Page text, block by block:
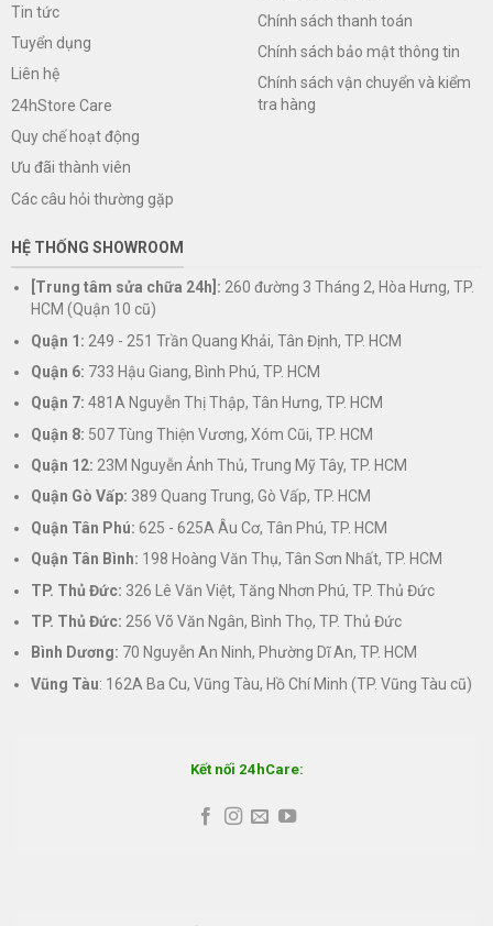
Tin tức
Tuyển dụng
Liên hệ
24hStore Care
Quy chế hoạt động
Ưu đãi thành viên
Các câu hỏi thường gặp
Chính sách thanh toán
Chính sách bảo mật thông tin
Chính sách vận chuyển và kiểm
tra hàng
HỆ THỐNG SHOWROOM
[Trung tâm sửa chữa 24h]: 260 đường 3 Tháng 2, Hòa Hưng, TP.
HCM (Quận 10 cũ)
Quận 1: 249 - 251 Trần Quang Khải, Tân Định, TP. HCM
Quận 6: 733 Hậu Giang, Bình Phú, TP. HCM
Quận 7: 481A Nguyễn Thị Thập, Tân Hưng, TP. HCM
Quận 8: 507 Tùng Thiện Vương, Xóm Cũi, TP. HCM
Quận 12: 23M Nguyễn Ảnh Thủ, Trung Mỹ Tây, TP. HCM
Quận Gò Vấp: 389 Quang Trung, Gò Vấp, TP. HCM
Quận Tân Phú: 625 - 625A Âu Cơ, Tân Phú, TP. HCM
Quận Tân Bình: 198 Hoàng Văn Thụ, Tân Sơn Nhất, TP. HCM
TP. Thủ Đức: 326 Lê Văn Việt, Tăng Nhơn Phú, TP. Thủ Đức
TP. Thủ Đức: 256 Võ Văn Ngân, Bình Thọ, TP. Thủ Đức
Bình Dương: 70 Nguyễn An Ninh, Phường Dĩ An, TP. HCM
Vũng Tàu: 162A Ba Cu, Vũng Tàu, Hồ Chí Minh (TP. Vũng Tàu cũ)
Kết nối 24hCare: